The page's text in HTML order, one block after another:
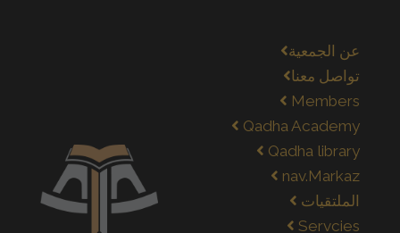
عن الجمعية
تواصل معنا
Members
Qadha Academy
Qadha library
nav.Markaz
الملتقيات
Servcies